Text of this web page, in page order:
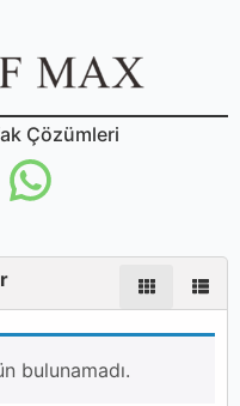
Çözümleri
bulunamadı.